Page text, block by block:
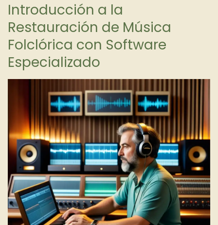
Introducción a la
Restauración de Música
Folclórica con Software
Especializado